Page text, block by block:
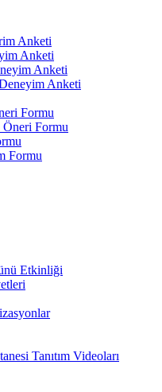
Anketi
Anketi
Anketi
Anketi
Formu
Öneri Formu
Formu
Etkinliği
Tanıtım Videoları